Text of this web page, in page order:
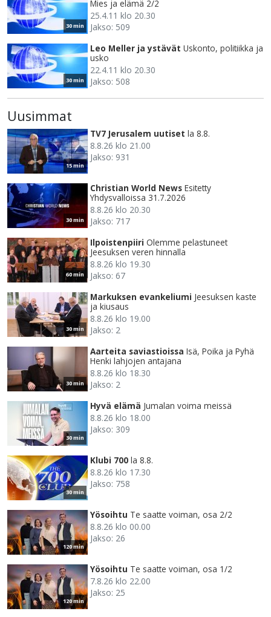
30 min
Mies ja elämä 2/2
25.4.11 klo 20.30
Jakso: 509
30 min
Leo Meller ja ystävät Uskonto, politiikka ja
usko
22.4.11 klo 20.30
Jakso: 508
Uusimmat
15 min
TV7 Jerusalem uutiset la 8.8.
8.8.26 klo 21.00
Jakso: 931
30 min
Christian World News Esitetty
Yhdysvalloissa 31.7.2026
8.8.26 klo 20.30
Jakso: 717
60 min
Ilpoistenpiiri Olemme pelastuneet
Jeesuksen veren hinnalla
8.8.26 klo 19.30
Jakso: 67
30 min
Markuksen evankeliumi Jeesuksen kaste
ja kiusaus
8.8.26 klo 19.00
Jakso: 2
30 min
Aarteita saviastioissa Isä, Poika ja Pyhä
Henki lahjojen antajana
8.8.26 klo 18.30
Jakso: 2
30 min
Hyvä elämä Jumalan voima meissä
8.8.26 klo 18.00
Jakso: 309
30 min
Klubi 700 la 8.8.
8.8.26 klo 17.30
Jakso: 758
120 min
Yösoihtu Te saatte voiman, osa 2/2
8.8.26 klo 00.00
Jakso: 26
120 min
Yösoihtu Te saatte voiman, osa 1/2
7.8.26 klo 22.00
Jakso: 25